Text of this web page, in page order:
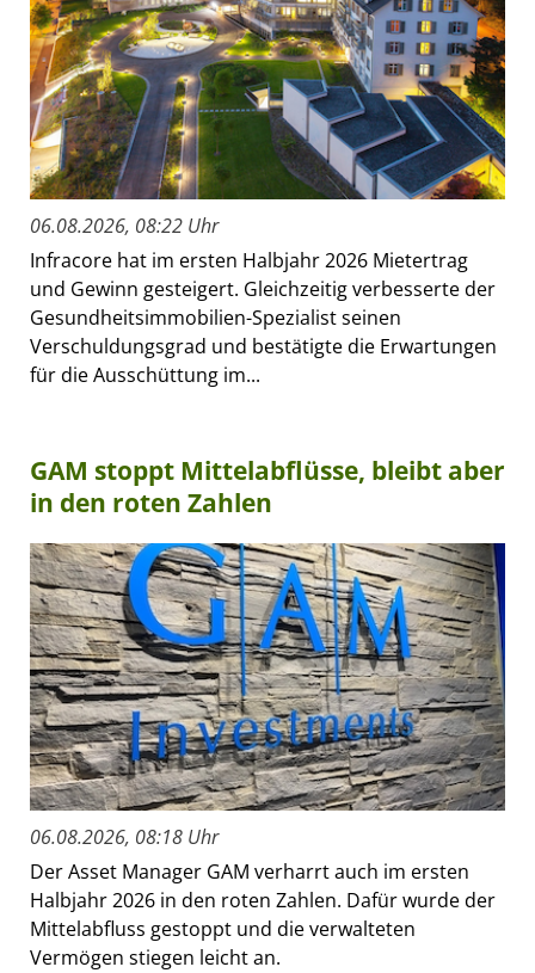
06.08.2026, 08:22 Uhr
Infracore hat im ersten Halbjahr 2026 Mietertrag
und Gewinn gesteigert. Gleichzeitig verbesserte der
Gesundheitsimmobilien-Spezialist seinen
Verschuldungsgrad und bestätigte die Erwartungen
für die Ausschüttung im...
GAM stoppt Mittelabflüsse, bleibt aber
in den roten Zahlen
06.08.2026, 08:18 Uhr
Der Asset Manager GAM verharrt auch im ersten
Halbjahr 2026 in den roten Zahlen. Dafür wurde der
Mittelabfluss gestoppt und die verwalteten
Vermögen stiegen leicht an.